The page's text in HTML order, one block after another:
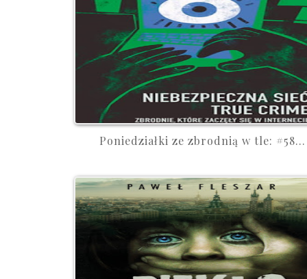
Poniedziałki ze zbrodnią w tle: #58...